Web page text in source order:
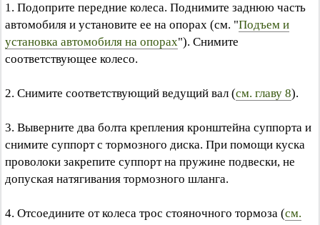
1. Подоприте передние колеса. Поднимите заднюю часть
автомобиля и установите ее на опорах (см. "Подъем и
установка автомобиля на опорах"). Снимите
соответствующее колесо.
2. Снимите соответствующий ведущий вал (см. главу 8).
3. Выверните два болта крепления кронштейна суппорта и
снимите суппорт с тормозного диска. При помощи куска
проволоки закрепите суппорт на пружине подвески, не
допуская натягивания тормозного шланга.
4. Отсоедините от колеса трос стояночного тормоза (см.